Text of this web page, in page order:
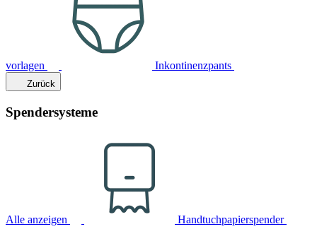
vorlagen Inkontinenzpants
Zurück
Spendersysteme
Alle anzeigen Handtuchpapierspender